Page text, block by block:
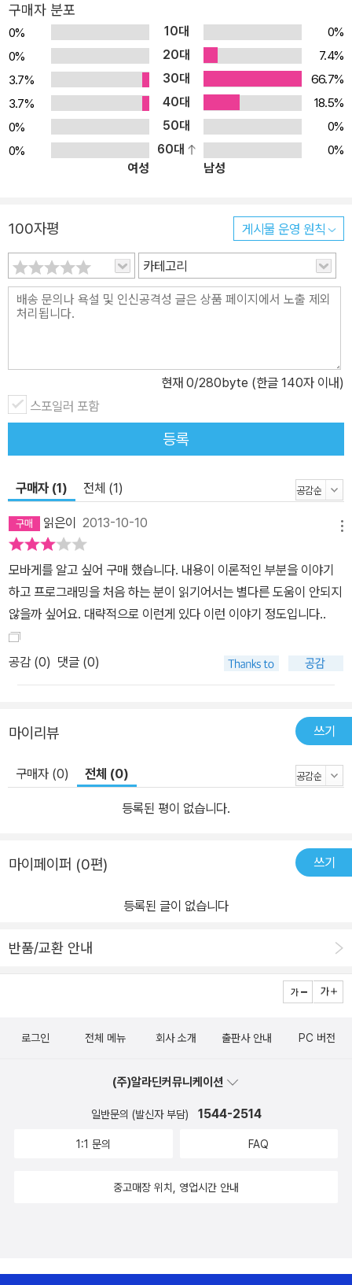
으면서 최신 정보를 싣기 위해 애썼다. 이 책의 대상 독자 이 책의 대
상 독자는 SNS나 소셜 게임에 관련된 엔지니어 및 게임 개발자들에
그치지 않고, 대규모 웹 서비스 구축 및 운용을 담당하는 엔지니어뿐
만 아니라 지금 당장은 기회를 얻지 못했지만 이를 배우고 싶어 하는
엔지니어들이다. 그리고 수탁 개발 및 제조업체 등에서 소프트웨어
엔지니어 직업에 종사하는 분들도 대규모의 인터넷 서비스를 만들어
운용하고 있는 엔지니어들의 관점과 기술력, 그리고 대처 방법 등을
알고 싶어 하지 않을까 생각한다. 책 앞부분의 장들에서는 경영자나
고 있다. 이는 우리 DeNA의 엔지니어들이 코드를 작성하는 업무뿐
만 아니라 비즈니스 전략, 기획 마케팅 등의 영역과도 관련되어 있기
때문에 가능하였다.
구매자 분포
0% 10대
0%
0%
20대
7.4%
3.7%
30대
66.7%
3.7%
40대
18.5%
0%
50대
0%
0%
60대
0%
여성
남성
100자평 게시물 운영 원칙
카테고리
현재 0/280byte (한글 140자 이내)
스포일러 포함
등록
구매자 (1) 전체 (1)
읽은이 2013-10-10
모바게를 알고 싶어 구매 했습니다. 내용이 이론적인 부분을 이야기
하고 프로그래밍을 처음 하는 분이 읽기어서는 별다른 도움이 안되지
않을까 싶어요. 대략적으로 이런게 있다 이런 이야기 정도입니다..
공감 (0) 댓글 (0)
마이리뷰 쓰기
구매자 (0) 전체 (0)
등록된 평이 없습니다.
마이페이퍼 (0편) 쓰기
등록된 글이 없습니다
반품/교환 안내
로그인 전체 메뉴 회사 소개 출판사 안내 PC 버전
(주)알라딘커뮤니케이션
일반문의 (발신자 부담) 1544-2514
1:1 문의 FAQ
중고매장 위치, 영업시간 안내